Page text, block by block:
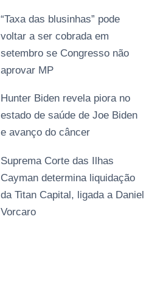
“Taxa das blusinhas” pode
voltar a ser cobrada em
setembro se Congresso não
aprovar MP
Hunter Biden revela piora no
estado de saúde de Joe Biden
e avanço do câncer
Suprema Corte das Ilhas
Cayman determina liquidação
da Titan Capital, ligada a Daniel
Vorcaro